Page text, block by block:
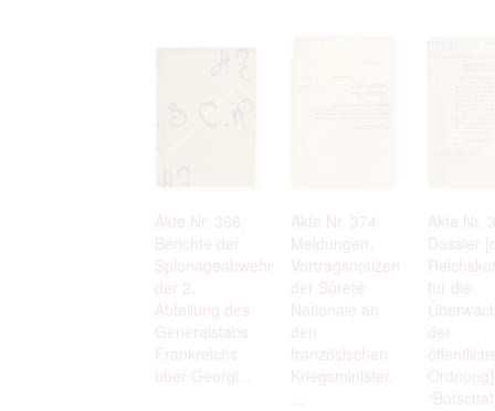
Akte Nr. 366.
Berichte der
Spionageabwehr
der 2.
Abteilung des
Generalstabs
Frankreichs
über Georgi...
Akte Nr. 374.
Meldungen,
Vortragsnotizen
der Sûreté
Nationale an
den
französischen
Kriegsminister,
Akte Nr.
Dossier
für die
der